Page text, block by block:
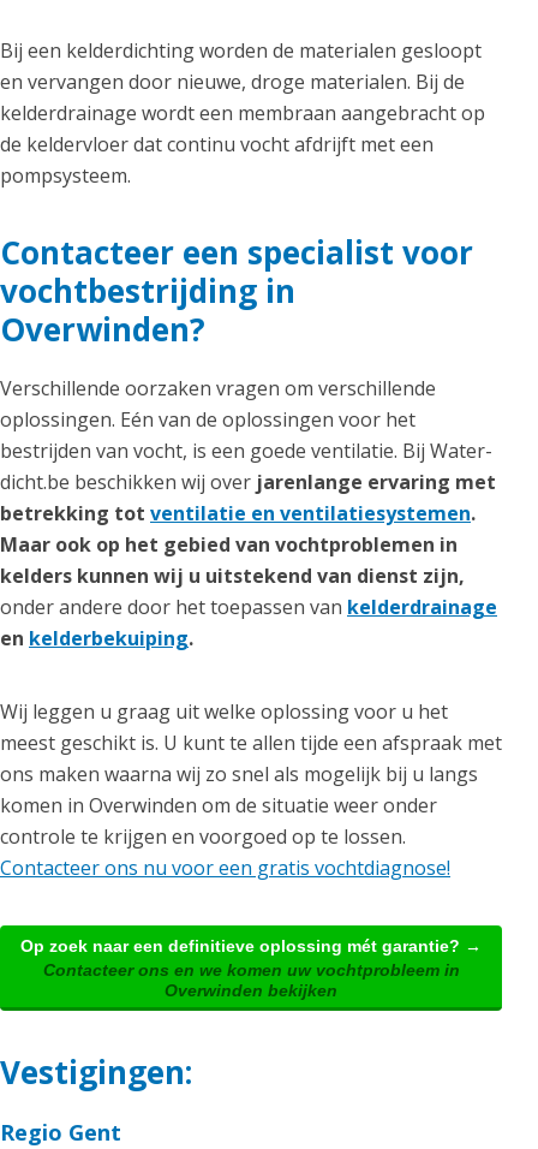
Bij een kelderdichting worden de materialen gesloopt
en vervangen door nieuwe, droge materialen. Bij de
kelderdrainage wordt een membraan aangebracht op
de keldervloer dat continu vocht afdrijft met een
pompsysteem.
Contacteer een specialist voor
vochtbestrijding in
Overwinden?
Verschillende oorzaken vragen om verschillende
oplossingen. Eén van de oplossingen voor het
bestrijden van vocht, is een goede ventilatie. Bij Water-
dicht.be beschikken wij over jarenlange ervaring met
betrekking tot ventilatie en ventilatiesystemen.
Maar ook op het gebied van vochtproblemen in
kelders kunnen wij u uitstekend van dienst zijn,
onder andere door het toepassen van kelderdrainage
en kelderbekuiping.
Wij leggen u graag uit welke oplossing voor u het
meest geschikt is. U kunt te allen tijde een afspraak met
ons maken waarna wij zo snel als mogelijk bij u langs
komen in Overwinden om de situatie weer onder
controle te krijgen en voorgoed op te lossen.
Contacteer ons nu voor een gratis vochtdiagnose!
Op zoek naar een definitieve oplossing mét garantie? →
Contacteer ons en we komen uw vochtprobleem in
Overwinden bekijken
Vestigingen:
Regio Gent